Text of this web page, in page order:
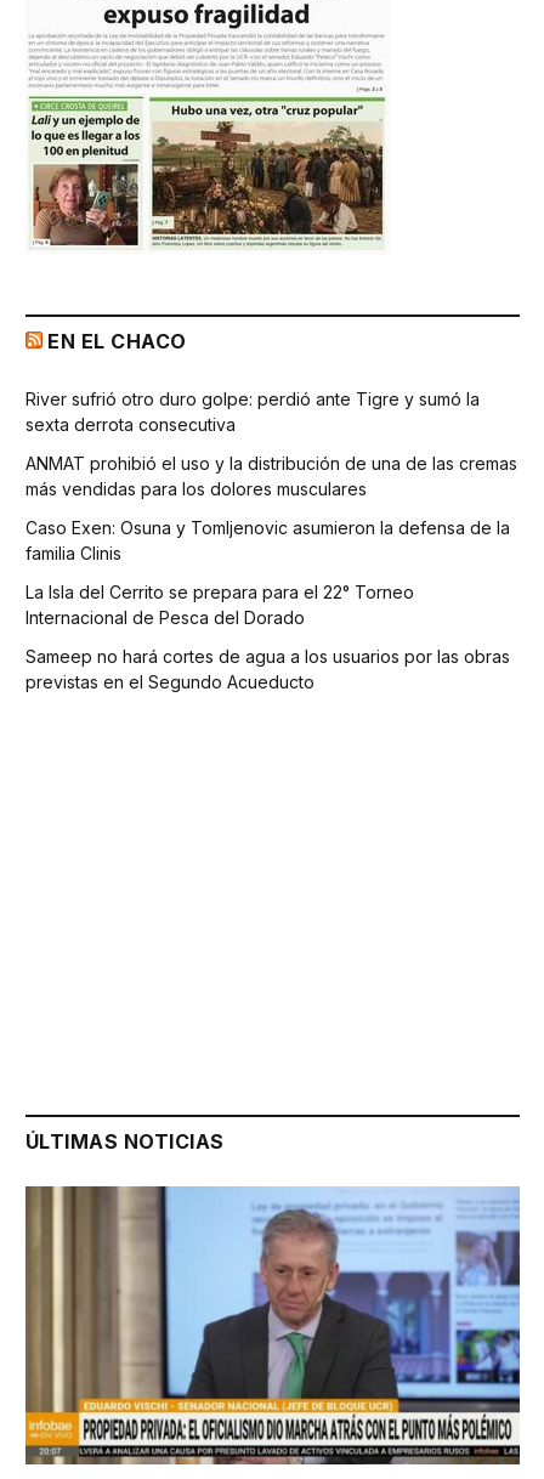
EN EL CHACO
River sufrió otro duro golpe: perdió ante Tigre y sumó la
sexta derrota consecutiva
ANMAT prohibió el uso y la distribución de una de las cremas
más vendidas para los dolores musculares
Caso Exen: Osuna y Tomljenovic asumieron la defensa de la
familia Clinis
La Isla del Cerrito se prepara para el 22° Torneo
Internacional de Pesca del Dorado
Sameep no hará cortes de agua a los usuarios por las obras
previstas en el Segundo Acueducto
ÚLTIMAS NOTICIAS